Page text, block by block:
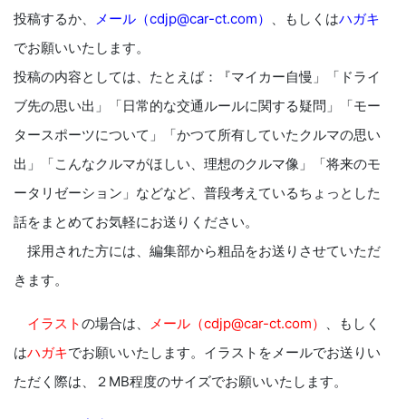
投稿するか、
メール（cdjp@car-ct.com） 、もしくはハガキ
でお願いいたします。
投稿の内容としては、たとえば：『マイカー自慢」「ドライ
ブ先の思い出」「日常的な交通ルールに関する疑問」「モー
タースポーツについて」「かつて所有していたクルマの思い
出」「こんなクルマがほしい、理想のクルマ像」「将来のモ
ータリゼーション」などなど、普段考えているちょっとした
話をまとめてお気軽にお送りください。
採用された方には、編集部から粗品をお送りさせていただ
きます。
イラストの場合は、 メール（cdjp@car-ct.com） 、もしく
はハガキでお願いいたします。イラストをメールでお送りい
ただく際は、２MB程度のサイズでお願いいたします。